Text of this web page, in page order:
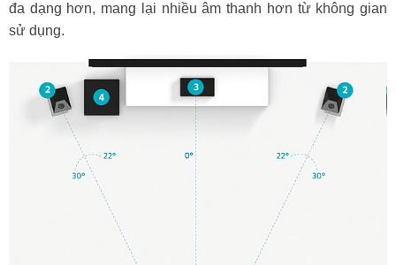
đa dạng hơn, mang lại nhiều âm thanh hơn từ không gian
sử dụng.